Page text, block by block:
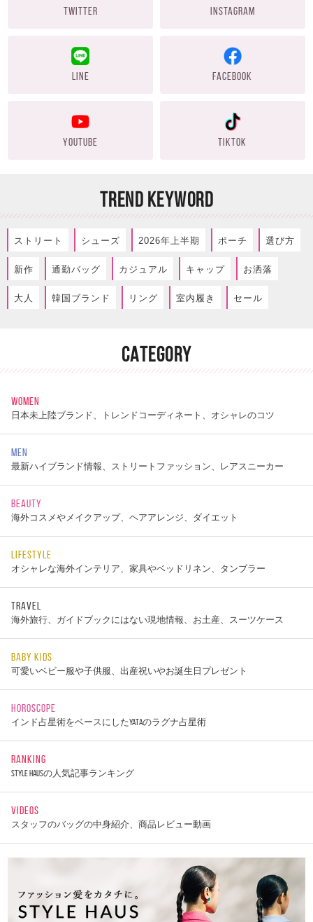
TWITTER INSTAGRAM
LINE FACEBOOK
YOUTUBE TIKTOK
TREND KEYWORD
ストリート シューズ 2026年上半期 ポーチ 選び方
新作 通勤バッグ カジュアル キャップ お洒落
大人 韓国ブランド リング 室内履き セール
CATEGORY
WOMEN
日本未上陸ブランド、トレンドコーディネート、オシャレのコツ
MEN
最新ハイブランド情報、ストリートファッション、レアスニーカー
BEAUTY
海外コスメやメイクアップ、ヘアアレンジ、ダイエット
LIFESTYLE
オシャレな海外インテリア、家具やベッドリネン、タンブラー
TRAVEL
海外旅行、ガイドブックにはない現地情報、お土産、スーツケース
BABY KIDS
可愛いベビー服や子供服、出産祝いやお誕生日プレゼント
HOROSCOPE
インド占星術をベースにしたYATAのラグナ占星術
RANKING
STYLE HAUSの人気記事ランキング
VIDEOS
スタッフのバッグの中身紹介、商品レビュー動画